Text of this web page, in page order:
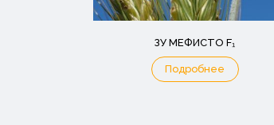
ЗУ МЕФИСТО F₁
Подробнее